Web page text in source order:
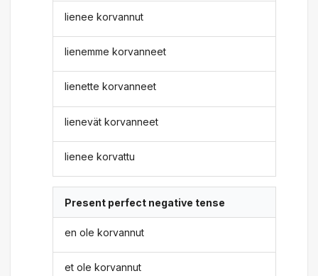
lienee korvannut
lienemme korvanneet
lienette korvanneet
lienevät korvanneet
lienee korvattu
Present perfect negative tense
en ole korvannut
et ole korvannut